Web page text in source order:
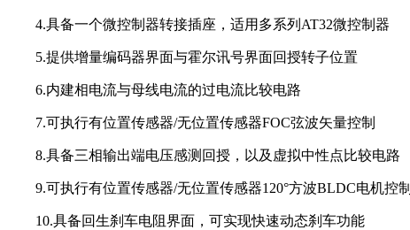
4.具备一个微控制器转接插座，适用多系列AT32微控制器
5.提供增量编码器界面与霍尔讯号界面回授转子位置
6.内建相电流与母线电流的过电流比较电路
7.可执行有位置传感器/无位置传感器FOC弦波矢量控制
8.具备三相输出端电压感测回授，以及虚拟中性点比较电路
9.可执行有位置传感器/无位置传感器120°方波BLDC电机控制
10.具备回生刹车电阻界面，可实现快速动态刹车功能